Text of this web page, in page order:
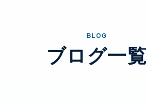
BLOG
ブログ一覧